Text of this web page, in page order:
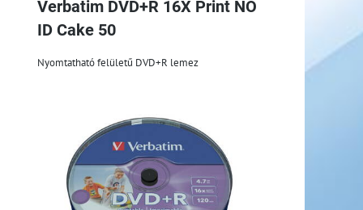
Verbatim DVD+R 16X Print NO
ID Cake 50
Nyomtatható felületű DVD+R lemez